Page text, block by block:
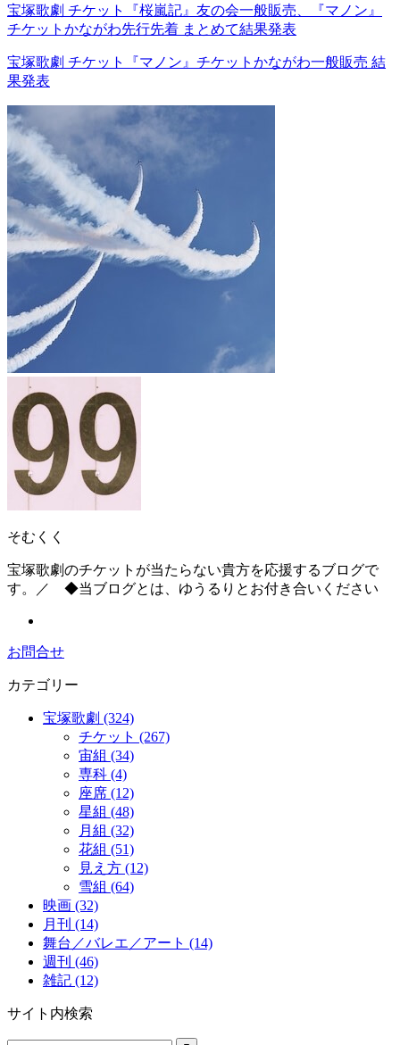
宝塚歌劇 チケット『桜嵐記』友の会一般販売、『マノン』
チケットかながわ先行先着 まとめて結果発表
宝塚歌劇 チケット『マノン』チケットかながわ一般販売 結
果発表
そむくく
宝塚歌劇のチケットが当たらない貴方を応援するブログで
す。／ ◆当ブログとは、ゆうるりとお付き合いください
お問合せ
カテゴリー
宝塚歌劇 (324)
チケット (267)
宙組 (34)
専科 (4)
座席 (12)
星組 (48)
月組 (32)
花組 (51)
見え方 (12)
雪組 (64)
映画 (32)
月刊 (14)
舞台／バレエ／アート (14)
週刊 (46)
雑記 (12)
サイト内検索